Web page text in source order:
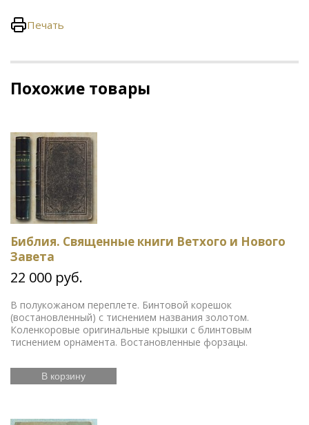
Печать
Похожие товары
Библия. Священные книги Ветхого и Нового
Завета
22 000 руб.
В полукожаном переплете. Бинтовой корешок
(востановленный) с тиснением названия золотом.
Коленкоровые оригинальные крышки с блинтовым
тиснением орнамента. Востановленные форзацы.
В корзину